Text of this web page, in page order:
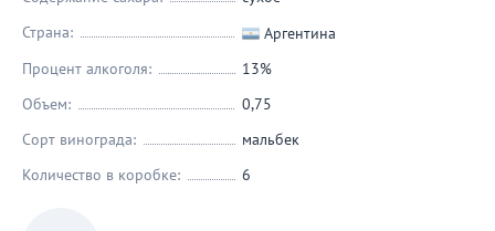
Страна:
Аргентина
Процент алкоголя:
13%
Объем:
0,75
Сорт винограда:
мальбек
Количество в коробке:
6